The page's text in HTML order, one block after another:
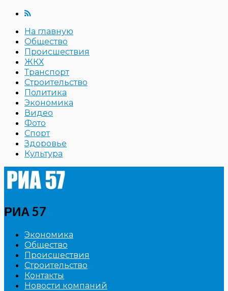
На главную
Общество
Происшествия
ЖКХ
Транспорт
Строительство
Политика
Экономика
Видео
Фото
Спорт
Здоровье
Культура
РИА 57
Экономика
Общество
Происшествия
Строительство
Контакты
Новости компаний